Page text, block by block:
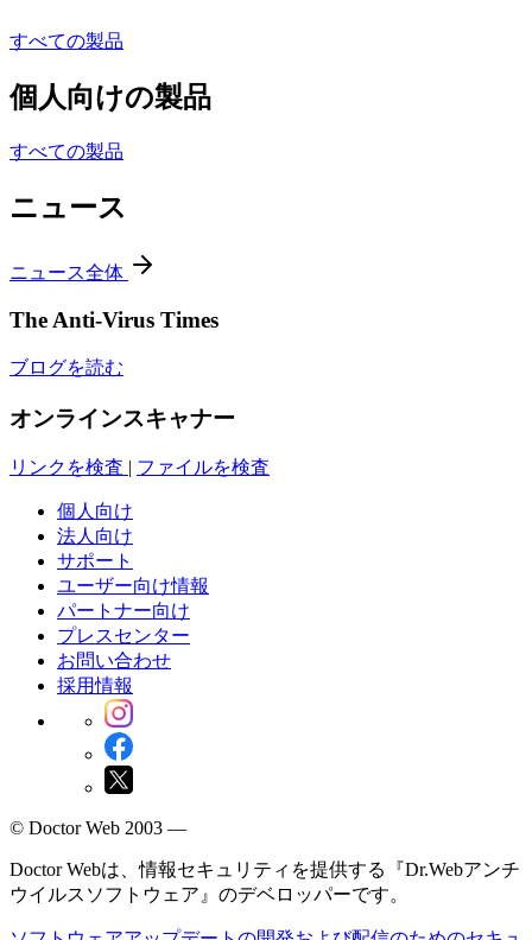
すべての製品
個人向けの製品
すべての製品
ニュース
ニュース全体
The Anti-Virus Times
ブログを読む
オンラインスキャナー
リンクを検査 | ファイルを検査
個人向け
法人向け
サポート
ユーザー向け情報
パートナー向け
プレスセンター
お問い合わせ
採用情報
© Doctor Web 2003 —
Doctor Webは、情報セキュリティを提供する『Dr.Webアンチ
ウイルスソフトウェア』のデベロッパーです。